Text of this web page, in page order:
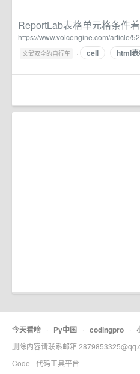
ReportLab表格单元格条件
https://www.volcengine.com/article/
文武双全的自行车 · cell html
今天看啥 · Py中国 · codingpro ·
删除内容请联系邮箱
Code - 代码工具平台